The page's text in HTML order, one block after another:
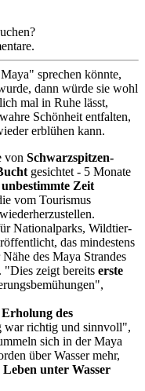
sprechen könnte,
dann würde sie wohl
mal in Ruhe lässt,
Schönheit entfalten,
erblühen kann.
von Schwarzspitzen-
gesichtet - 5 Monate
unbestimmte Zeit
vom Tourismus
Nationalparks, Wildtier-
das mindestens
des Maya Strandes
"Dies zeigt bereits erste
des
war richtig und sinnvoll",
sich in der Maya
über Wasser mehr,
Leben unter Wasser